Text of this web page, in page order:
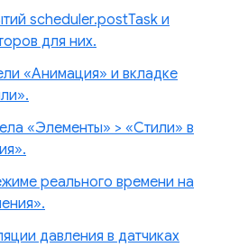
scheduler.postTask и
для них.
«Анимация» и вкладке
«Элементы» > «Стили» в
реального времени на
давления в датчиках